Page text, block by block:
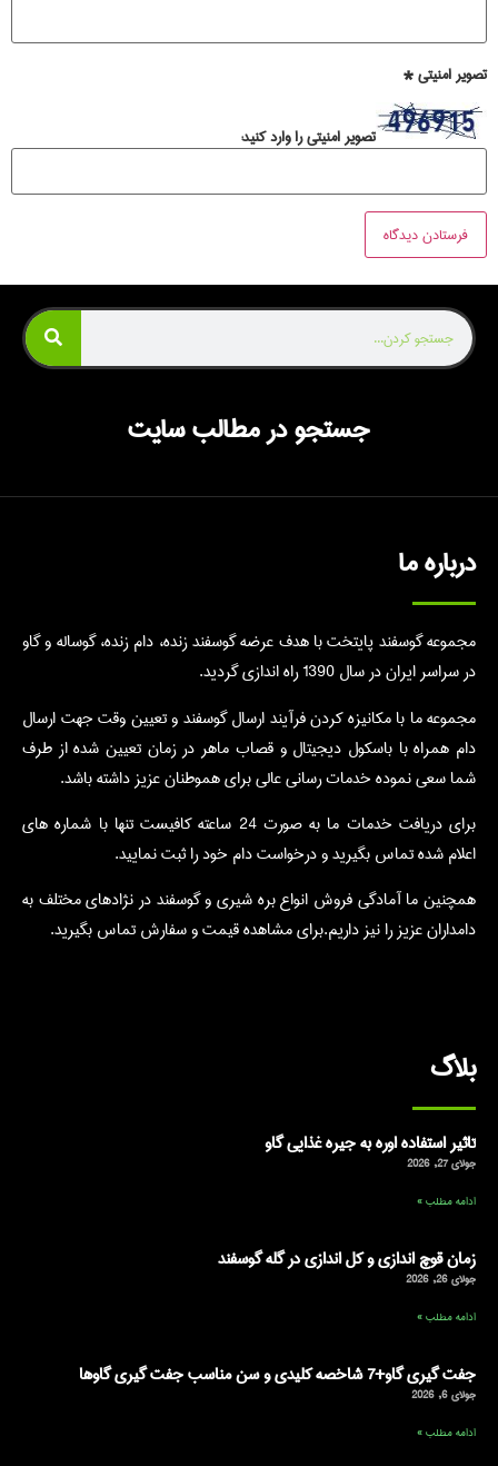
تصویر امنیتی*
تصویر امنیتی را وارد کنید:
جستجو در مطالب سایت
درباره ما
مجموعه گوسفند پایتخت با هدف عرضه گوسفند زنده، دام زنده، گوساله و گاو
در سراسر ایران در سال 1390 راه اندازی گردید.
مجموعه ما با مکانیزه کردن فرآیند ارسال گوسفند و تعیین وقت جهت ارسال
دام همراه با باسکول دیجیتال و قصاب ماهر در زمان تعیین شده از طرف
شما سعی نموده خدمات رسانی عالی برای هموطنان عزیز داشته باشد.
برای دریافت خدمات ما به صورت 24 ساعته کافیست تنها با شماره های
اعلام شده تماس بگیرید و درخواست دام خود را ثبت نمایید.
همچنین ما آمادگی فروش انواع بره شیری و گوسفند در نژادهای مختلف به
دامداران عزیز را نیز داریم.برای مشاهده قیمت و سفارش تماس بگیرید.
بلاگ
تاثیر استفاده اوره به جیره غذایی گاو
جولای 27, 2026
ادامه مطلب »
زمان قوچ اندازی و کل اندازی در گله گوسفند
جولای 26, 2026
ادامه مطلب »
جفت گیری گاو+7 شاخصه کلیدی و سن مناسب جفت گیری گاوها
جولای 6, 2026
ادامه مطلب »